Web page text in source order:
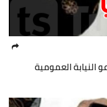
النيابة العمومية